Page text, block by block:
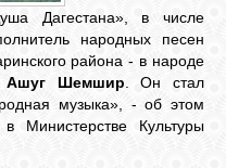
Дагестана», в числе
народных песен
района - в народе
Ашуг Шемшир . Он стал
музыка», - об этом
Министерстве Культуры